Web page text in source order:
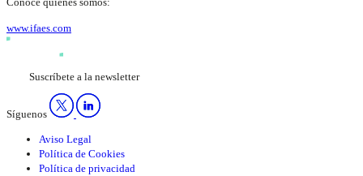
www.ifaes.com
Suscríbete a la newsletter
Síguenos
Aviso Legal
Política de Cookies
Política de privacidad